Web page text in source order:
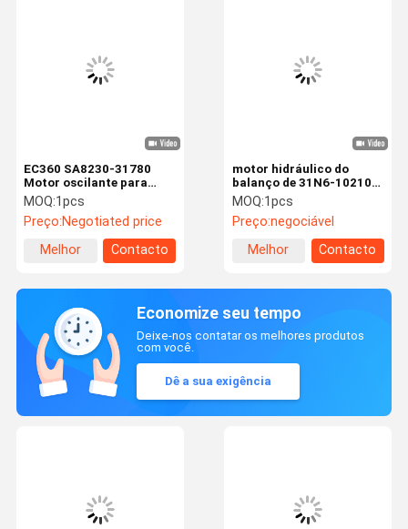
EC360 SA8230-31780
Motor oscilante para
peças sobressalentes de
escavadeiras
MOQ:1pcs
Preço:Negotiated price
Melhor
Contacto
motor hidráulico do
balanço de 31N6-10210
JMF151 para Hyundai
R210LC-7 R210-7
R220LC-7
MOQ:1pcs
Preço:negociável
Melhor
Contacto
Economize seu tempo
Deixe-nos contatar os melhores produtos
com você.
Dê a sua exigência